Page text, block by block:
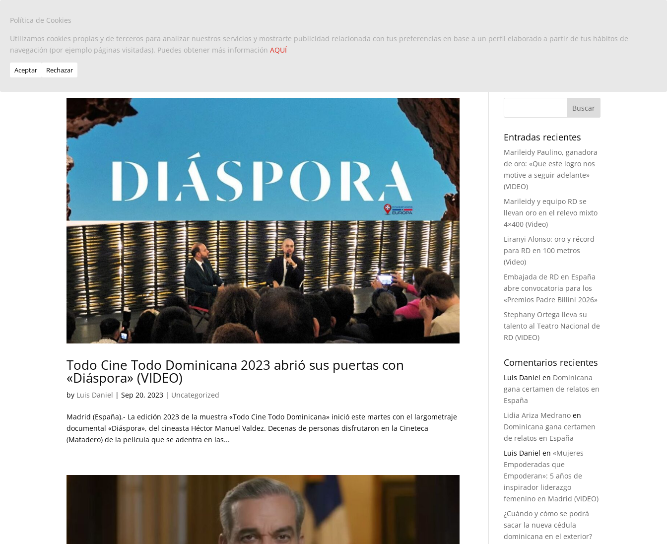
Inicio Europa Dominicanos x Europa Turismo Contacto
Todo Cine Todo Dominicana 2023 abrió sus puertas con
«Diáspora» (VIDEO)
by Luis Daniel |Sep 20, 2023 | Uncategorized
Madrid (España).- La edición 2023 de la muestra «Todo Cine Todo Dominicana» inició este martes con el largometraje
documental «Diáspora», del cineasta Héctor Manuel Valdez. Decenas de personas disfrutaron en la Cineteca
(Matadero) de la película que se adentra en las...
Entradas recientes
Marileidy Paulino, ganadora
de oro: «Que este logro nos
motive a seguir adelante»
(VIDEO)
Marileidy y equipo RD se
llevan oro en el relevo mixto
4×400 (Video)
Liranyi Alonso: oro y récord
para RD en 100 metros
(Video)
Embajada de RD en España
abre convocatoria para los
«Premios Padre Billini 2026»
Stephany Ortega lleva su
talento al Teatro Nacional de
RD (VIDEO)
Comentarios recientes
Luis Daniel en Dominicana
gana certamen de relatos en
España
Lidia Ariza Medrano en
Dominicana gana certamen
de relatos en España
Luis Daniel en«Mujeres
Empoderadas que
Empoderan»: 5 años de
inspirador liderazgo
femenino en Madrid (VIDEO)
¿Cuándo y cómo se podrá
sacar la nueva cédula
dominicana en el exterior?
Política de Cookies
Utilizamos cookies propias y de terceros para analizar nuestros servicios y mostrarte publicidad relacionada con tus preferencias en base a un perfil elaborado a partir de tus hábitos de
navegación (por ejemplo páginas visitadas). Puedes obtener más información AQUÍ
Aceptar Rechazar